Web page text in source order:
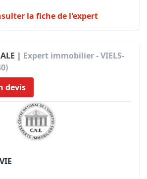
la fiche de l'expert
| Expert immobilier - VIELS-
devis